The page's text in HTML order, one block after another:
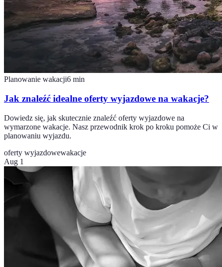
Planowanie wakacji6 min
Jak znaleźć idealne oferty wyjazdowe na wakacje?
Dowiedz się, jak skutecznie znaleźć oferty wyjazdowe na
wymarzone wakacje. Nasz przewodnik krok po kroku pomoże Ci w
planowaniu wyjazdu.
oferty wyjazdowewakacje
Aug 1